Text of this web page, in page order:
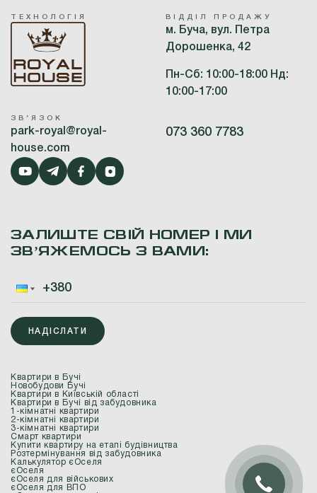
ТЕХНОЛОГІЯ ВІДДІЛ ПРОДАЖУ
м. Буча, вул. Петра
Дорошенка, 42
Пн-Сб: 10:00-18:00 Нд:
10:00-17:00
ЗВʼЯЗОК
park-royal@royal-
house.com
073 360 7783
ЗАЛИШТЕ СВІЙ НОМЕР І МИ
ЗВʼЯЖЕМОСЬ З ВАМИ:
НАДІСЛАТИ
Квартири в Бучі
Новобудови Бучі
Квартири в Київській області
Квартири в Бучі від забудовника
1-кімнатні квартири
2-кімнатні квартири
3-кімнатні квартири
Смарт квартири
Купити квартиру на етапі будівництва
Розтермінування від забудовника
Калькулятор єОселя
єОселя
єОселя для військових
єОселя для ВПО